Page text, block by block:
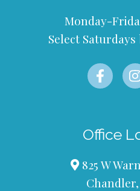
Monday-
Select
Office
825 W
Chandler,